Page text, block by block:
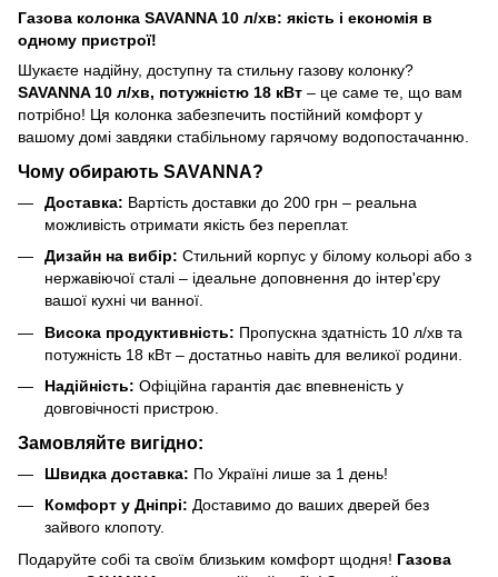
Газова колонка SAVANNA 10 л/хв: якість і економія в
одному пристрої!
Шукаєте надійну, доступну та стильну газову колонку?
SAVANNA 10 л/хв, потужністю 18 кВт – це саме те, що вам
потрібно! Ця колонка забезпечить постійний комфорт у
вашому домі завдяки стабільному гарячому водопостачанню.
Чому обирають SAVANNA?
Доставка: Вартість доставки до 200 грн – реальна
можливість отримати якість без переплат.
Дизайн на вибір: Стильний корпус у білому кольорі або з
нержавіючої сталі – ідеальне доповнення до інтер'єру
вашої кухні чи ванної.
Висока продуктивність: Пропускна здатність 10 л/хв та
потужність 18 кВт – достатньо навіть для великої родини.
Надійність: Офіційна гарантія дає впевненість у
довговічності пристрою.
Замовляйте вигідно:
Швидка доставка: По Україні лише за 1 день!
Комфорт у Дніпрі: Доставимо до ваших дверей без
зайвого клопоту.
Подаруйте собі та своїм близьким комфорт щодня! Газова